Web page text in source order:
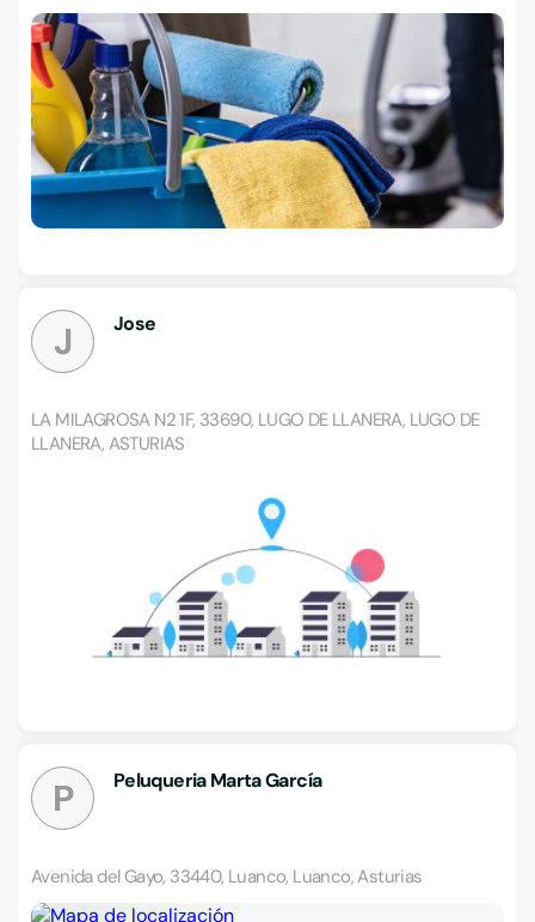
J Jose
LA MILAGROSA N2 1F, 33690, LUGO DE LLANERA, LUGO DE
LLANERA, ASTURIAS
P Peluqueria Marta García
Avenida del Gayo, 33440, Luanco, Luanco, Asturias